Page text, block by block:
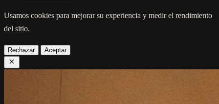
Usamos cookies para mejorar su experiencia y medir el rendimiento
del sitio.
Rechazar Aceptar